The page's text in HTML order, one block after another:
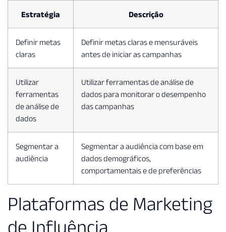
Estratégia Descrição
Definir metas
claras
Definir metas claras e mensuráveis
antes de iniciar as campanhas
Utilizar
ferramentas
de análise de
dados
Utilizar ferramentas de análise de
dados para monitorar o desempenho
das campanhas
Segmentar a
audiência
Segmentar a audiência com base em
dados demográficos,
comportamentais e de preferências
Plataformas de Marketing
de Influência